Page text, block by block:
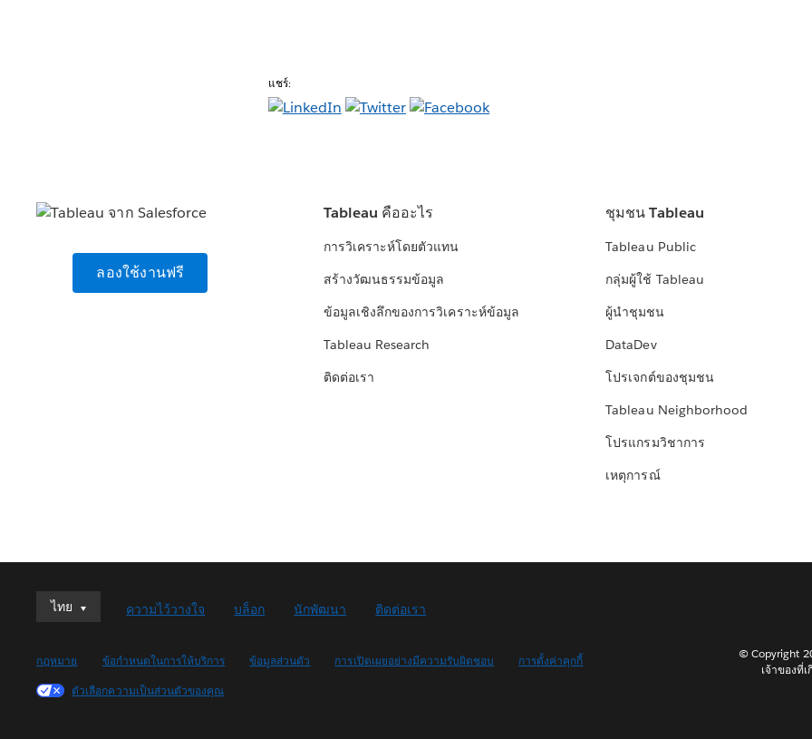
แชร์:
ลองใช้งานฟรี
Tableau คืออะไร
การวิเคราะห์โดยตัวแทน
สร้างวัฒนธรรมข้อมูล
ข้อมูลเชิงลึกของการวิเคราะห์ข้อมูล
Tableau Research
ติดต่อเรา
ชุมชน Tableau
Tableau Public
กลุ่มผู้ใช้ Tableau
ผู้นำชุมชน
DataDev
โปรเจกต์ของชุมชน
Tableau Neighborhood
โปรแกรมวิชาการ
เหตุการณ์
ไทย
ไทย
English (UK)
English (US)
ความไว้วางใจ บล็อก นักพัฒนา ติดต่อเรา
กฎหมาย ข้อกำหนดในการให้บริการ ข้อมูลส่วนตัว การเปิดเผยอย่างมีความรับผิดชอบ
การตั้งค่าคุกกี้
ตัวเลือกความเป็นส่วนตัวของคุณ
© Copyright
เจ้าของที่